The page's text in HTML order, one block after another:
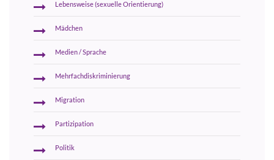
Lebensweise (sexuelle Orientierung)
Mädchen
Medien / Sprache
Mehrfachdiskriminierung
Migration
Partizipation
Politik